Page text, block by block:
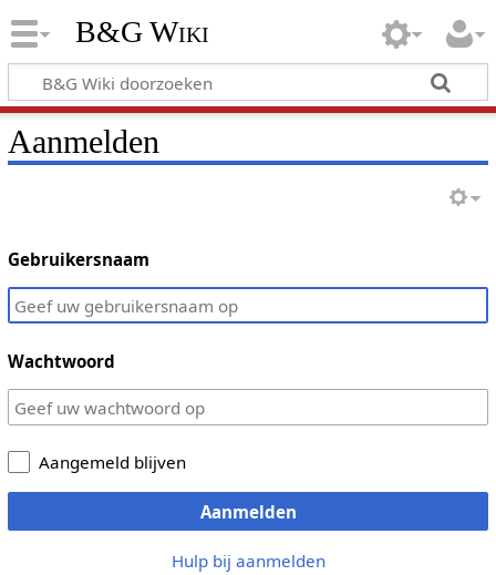
B&G Wiki
Aanmelden
Gebruikersnaam
Wachtwoord
Aangemeld blijven
Aanmelden
Hulp bij aanmelden